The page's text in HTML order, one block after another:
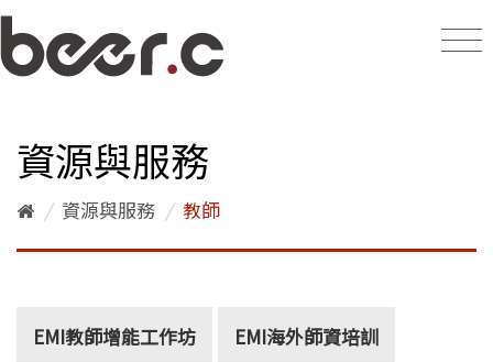
資源與服務
/ 資源與服務 / 教師
EMI教師增能工作坊 EMI海外師資培訓